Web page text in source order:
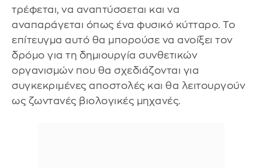
τρέφεται, να αναπτύσσεται και να
αναπαράγεται όπως ένα φυσικό κύτταρο. Το
επίτευγμα αυτό θα μπορούσε να ανοίξει τον
δρόμο για τη δημιουργία συνθετικών
οργανισμών που θα σχεδιάζονται για
συγκεκριμένες αποστολές και θα λειτουργούν
ως ζωντανές βιολογικές μηχανές.